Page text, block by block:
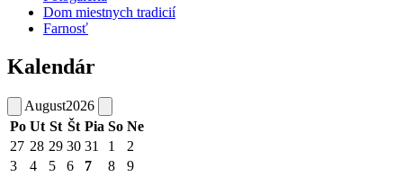
Dom miestnych tradicií
Farnosť
Kalendár
August2026
Po Ut St Št Pia So Ne
27 28 29 30 31 1
2
3
4 5 6 7 8
9